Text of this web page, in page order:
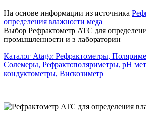
На основе информации из источника
определения влажности меда
Выбор Рефрактометр ATC для
промышленности и в лаборатории
Каталог Atago: Рефрактометры,
Солемеры, Рефрактополяриметры, pH
кондуктометры, Вискозиметр